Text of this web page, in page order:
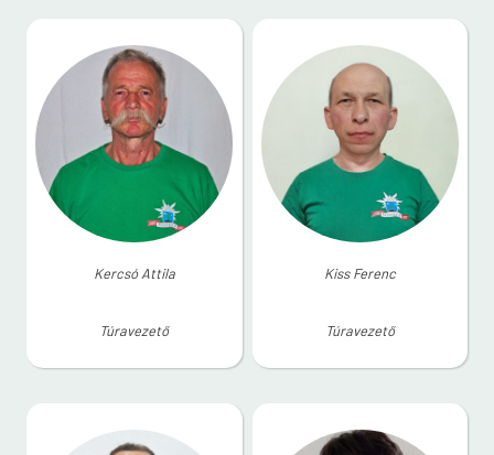
Kercsó Attila
Túravezető
Kiss Ferenc
Túravezető